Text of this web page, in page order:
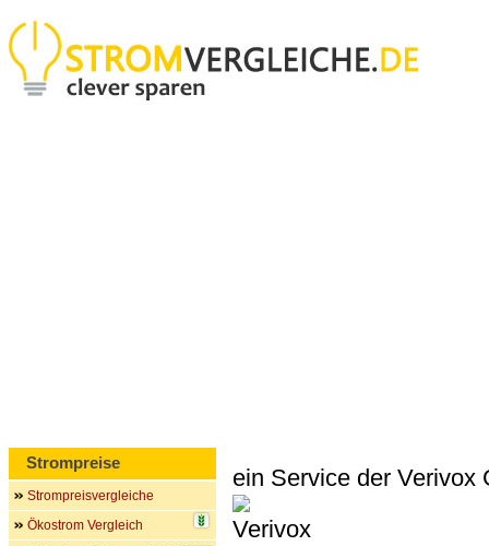
ein Service der Verivox
Strompreise
Strompreisvergleiche
Ökostrom Vergleich